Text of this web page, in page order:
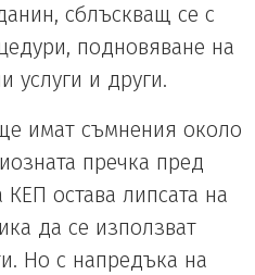
сблъскващ се с
подновяване на
услуги и други.
имат съмнения около
пречка пред
остава липсата на
да се използват
Но с напредъка на